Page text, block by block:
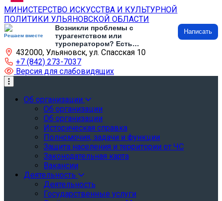
МИНИСТЕРСТВО ИСКУССТВА И КУЛЬТУРНОЙ
ПОЛИТИКИ УЛЬЯНОВСКОЙ ОБЛАСТИ
Решаем вместе
Возникли проблемы с
турагентством или
туроператором? Есть
предложения по развитию
туризма и туристической
инфраструктуры? Напишите об
этом
Написать
432000, Ульяновск, ул. Спасская 10
+7 (842) 273-7037
Версия для слабовидящих
Об организации
Об организации
Об организации
Историческая справка
Полномочия, задачи и функции
Защита населения и территории от ЧС
Законодательная карта
Вакансии
Деятельность
Деятельность
Государственные услуги